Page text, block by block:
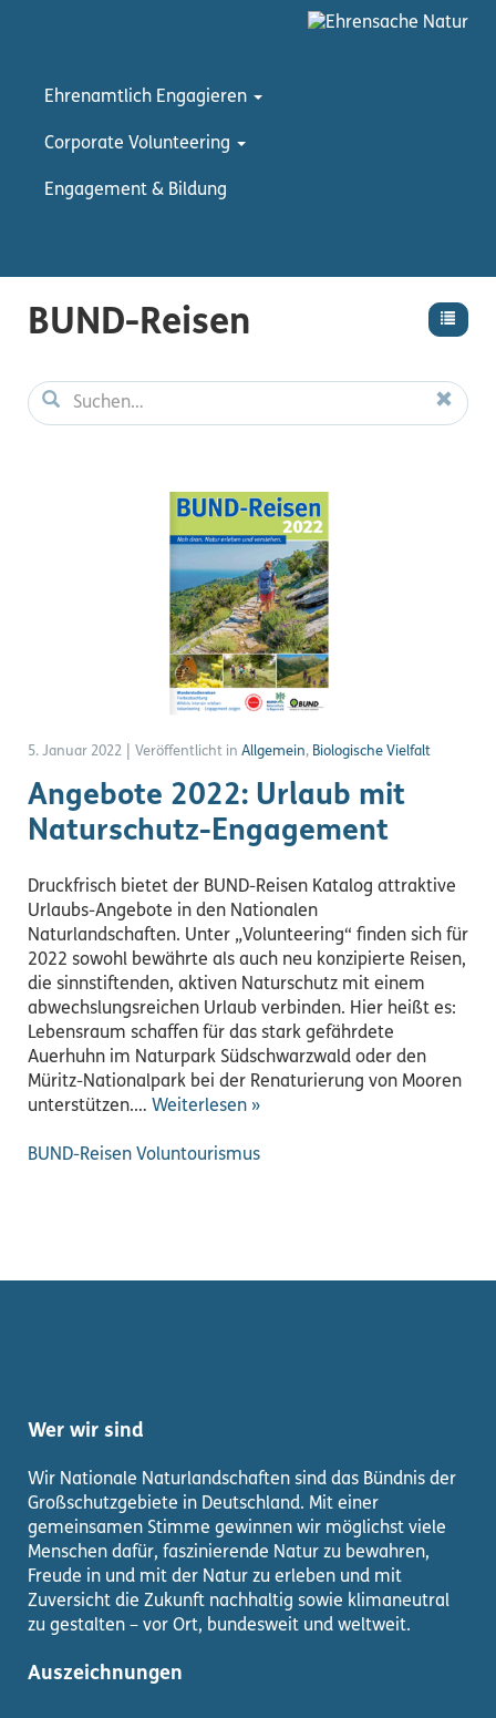
Ehrenamtlich Engagieren
Corporate Volunteering
Engagement & Bildung
BUND-Reisen
5. Januar 2022 Veröffentlicht in Allgemein, Biologische Vielfalt
Angebote 2022: Urlaub mit
Naturschutz-Engagement
Druckfrisch bietet der BUND-Reisen Katalog attraktive
Urlaubs-Angebote in den Nationalen
Naturlandschaften. Unter „Volunteering“ finden sich für
2022 sowohl bewährte als auch neu konzipierte Reisen,
die sinnstiftenden, aktiven Naturschutz mit einem
abwechslungsreichen Urlaub verbinden. Hier heißt es:
Lebensraum schaffen für das stark gefährdete
Auerhuhn im Naturpark Südschwarzwald oder den
Müritz-Nationalpark bei der Renaturierung von Mooren
unterstützen.… Weiterlesen »
BUND-Reisen Voluntourismus
Wer wir sind
Wir Nationale Naturlandschaften sind das Bündnis der
Großschutzgebiete in Deutschland. Mit einer
gemeinsamen Stimme gewinnen wir möglichst viele
Menschen dafür, faszinierende Natur zu bewahren,
Freude in und mit der Natur zu erleben und mit
Zuversicht die Zukunft nachhaltig sowie klimaneutral
zu gestalten – vor Ort, bundesweit und weltweit.
Auszeichnungen